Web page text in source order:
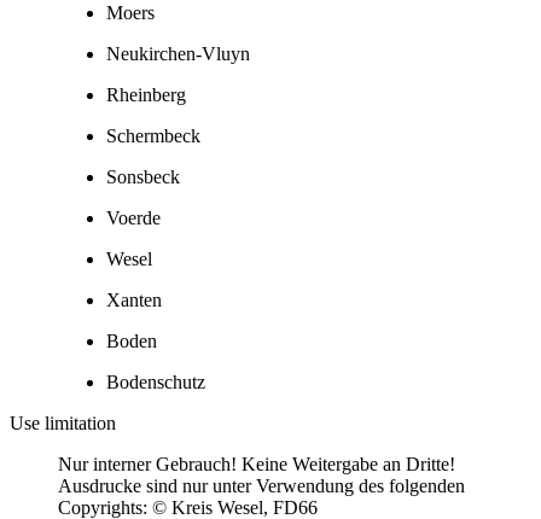
Moers
Neukirchen-Vluyn
Rheinberg
Schermbeck
Sonsbeck
Voerde
Wesel
Xanten
Boden
Bodenschutz
Use limitation
Nur interner Gebrauch! Keine Weitergabe an Dritte!
Ausdrucke sind nur unter Verwendung des folgenden
Copyrights: © Kreis Wesel, FD66